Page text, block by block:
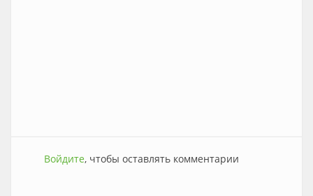
Войдите, чтобы оставлять комментарии